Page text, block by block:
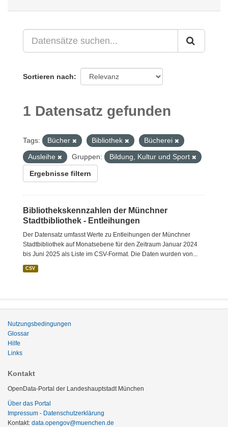
Sortieren nach
1 Datensatz gefunden
Tags: Bücher Bibliothek
Bücherei
Ausleihe
Gruppen: Bildung, Kultur und Sport
Ergebnisse filtern
Bibliothekskennzahlen der Münchner
Stadtbibliothek - Entleihungen
Der Datensatz umfasst Werte zu Entleihungen der Münchner
Stadtbibliothek auf Monatsebene für den Zeitraum Januar 2024
bis Juni 2025 als Liste im CSV-Format. Die Daten wurden von...
CSV
Nutzungsbedingungen
Glossar
Hilfe
Links
Kontakt
OpenData-Portal der Landeshauptstadt München
Über das Portal
Impressum - Datenschutzerklärung
Kontakt: data.opengov@muenchen.de